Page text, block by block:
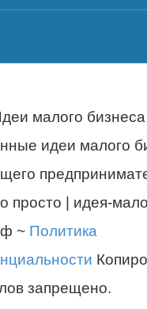
малого
идеи малого
просто | идея-
~ Политика
запрещено.